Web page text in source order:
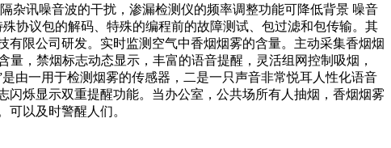
杂讯噪音波的干扰，渗漏检测仪的频率调整功能可降低背景 噪音
协议包的解码、特殊的编程前的故障测试、包过滤和包传输。其
有限公司研发。实时监测空气中香烟烟雾的含量。主动采集香烟烟
，禁烟标志动态显示，丰富的语音提醒，灵活组网控制吸烟，
由一用于检测烟雾的传感器，二是一只声音非常悦耳人性化语音
烁显示双重提醒功能。当办公室，公共场所有人抽烟，香烟烟雾
以及时警醒人们。